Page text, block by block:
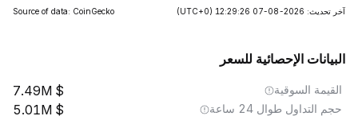
آخر تحديث: 2026-08-07 12:29:26 (UTC+0)
Source of data: CoinGecko
البيانات الإحصائية للسعر
القيمة السوقية 7.49M
حجم التداول طوال 24 ساعة 5.01M